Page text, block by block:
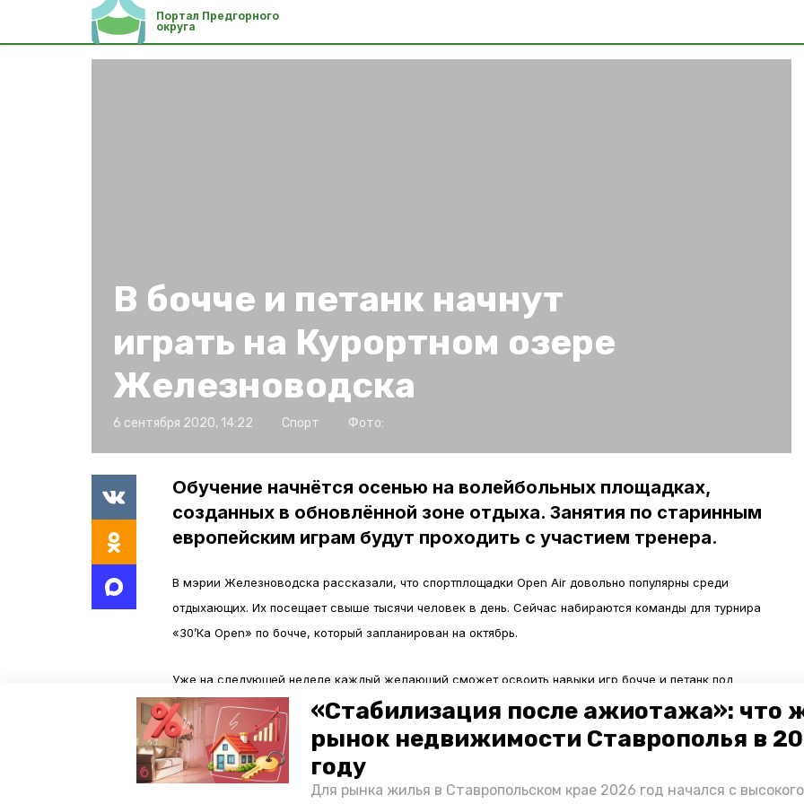
«Стабилизация после ажиотажа»: что
рынок недвижимости Ставрополья в
году
Для рынка жилья в Ставропольском крае 2026 год начался с
Портал Предгорного
округа
В бочче и петанк начнут
играть на Курортном озере
Железноводска
6 сентября 2020, 14:22 Спорт Фото:
Обучение начнётся осенью на волейбольных площадках,
созданных в обновлённой зоне отдыха. Занятия по старинным
европейским играм будут проходить с участием тренера.
В мэрии Железноводска рассказали, что спортплощадки Open Air довольно популярны среди
отдыхающих. Их посещает свыше тысячи человек в день. Сейчас набираются команды для турнира
«30’Ка Open» по бочче, который запланирован на октябрь.
Уже на следующей неделе каждый желающий сможет освоить навыки игр бочче и петанк под
руководством тренера. Поле для пляжного волейбола покрывает песок аналогичный тому, который
лежит на берегу чёрного моря. Размер площадки составляет 18 на 9 метров.
Напомним, все работы по благоустройству Курортного озера проходили по программе «Комфортная
городская среда» по поручению губернатора Владимира Владимирова.